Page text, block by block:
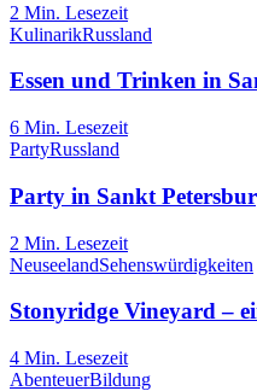
2 Min. Lesezeit
KulinarikRussland
Essen und Trinken in
6 Min. Lesezeit
PartyRussland
Party in Sankt
2 Min. Lesezeit
NeuseelandSehenswürdigkeiten
Stonyridge Vineyard –
4 Min. Lesezeit
AbenteuerBildung